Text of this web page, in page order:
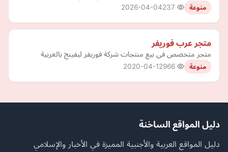
منوعة 2026-04-04
متجر عرب فوريفر
متجر متخصص فى بيع منتجات شركة فوريفر ليفينج بالعربية
منوعة 2020-04-12
دليل المواقع الساخنة
دليل المواقع العربية والأجنبية المميزة في الأخبار والإسلامي